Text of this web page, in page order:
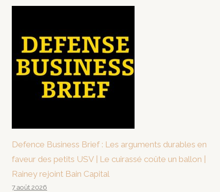
Defence Business Brief : Les arguments durables en
faveur des petits USV | Le cuirassé coûte un ballon |
Rainey rejoint Bain Capital
7 août 2026